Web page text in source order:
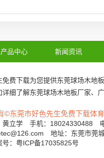
产品中心 新闻资讯
免费下载为您提供东莞球场木地
详细了解东莞球场木地板厂家、
©东莞市好色先生免费下载体
黄立学 手机：18024330488
地址：东莞市莞
号：粤ICP备17035825号